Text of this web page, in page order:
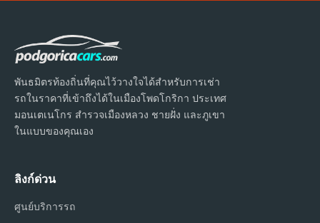
พันธมิตรท้องถิ่นที่คุณไว้วางใจได้สำหรับการเช่า
รถในราคาที่เข้าถึงได้ในเมืองโพดโกริกา ประเทศ
มอนเตเนโกร สำรวจเมืองหลวง ชายฝั่ง และภูเขา
ในแบบของคุณเอง
ลิงก์ด่วน
ศูนย์บริการรถ